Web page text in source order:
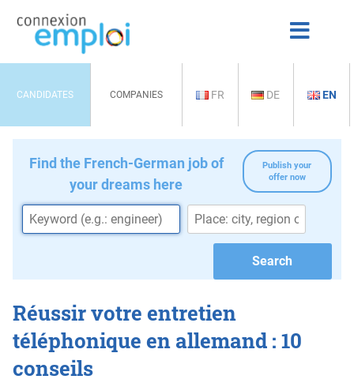
CANDIDATES COMPANIES FR DE EN
Publish your
offer now
Find the French-German job of
your dreams here
Réussir votre entretien
téléphonique en allemand : 10
conseils